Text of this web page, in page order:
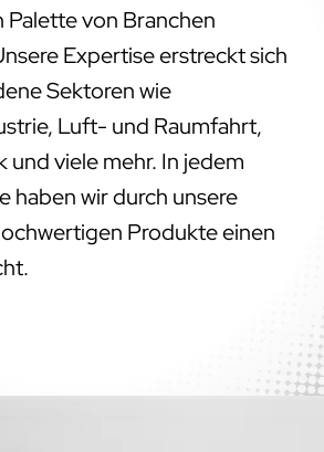
Palette von Branchen
Expertise erstreckt sich
Sektoren wie
Luft- und Raumfahrt,
und viele mehr. In jedem
haben wir durch unsere
Produkte einen